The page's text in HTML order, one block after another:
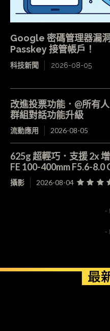
Google 密碼管理器漏
Passkey 接管帳戶！
科技新聞 2026-08-05
改進投票功能．@所
群組對話功能升級
流動應用 2026-08-05
625g 超輕巧．支援 2x
FE 100-400mm F5.6-8.0
攝影 2026-08-04
-
-
最